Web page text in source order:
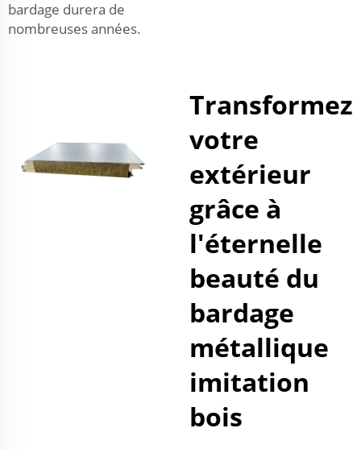
bardage durera de
nombreuses années.
Transformez
votre
extérieur
grâce à
l'éternelle
beauté du
bardage
métallique
imitation
bois